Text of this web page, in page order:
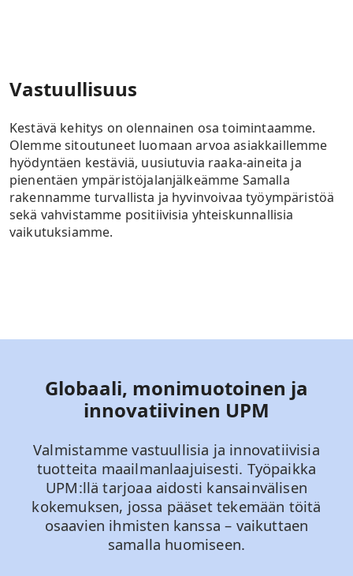
Vastuullisuus
Kestävä kehitys on olennainen osa toimintaamme.
Olemme sitoutuneet luomaan arvoa asiakkaillemme
hyödyntäen kestäviä, uusiutuvia raaka-aineita ja
pienentäen ympäristöjalanjälkeämme Samalla
rakennamme turvallista ja hyvinvoivaa työympäristöä
sekä vahvistamme positiivisia yhteiskunnallisia
vaikutuksiamme.
Globaali, monimuotoinen ja
innovatiivinen UPM
Valmistamme vastuullisia ja innovatiivisia
tuotteita maailmanlaajuisesti. Työpaikka
UPM:llä tarjoaa aidosti kansainvälisen
kokemuksen, jossa pääset tekemään töitä
osaavien ihmisten kanssa – vaikuttaen
samalla huomiseen.